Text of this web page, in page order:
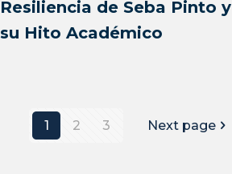
Resiliencia de Seba Pinto y
su Hito Académico
1 2 3 Next page